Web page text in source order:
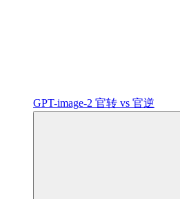
GPT-image-2 官转 vs 官逆